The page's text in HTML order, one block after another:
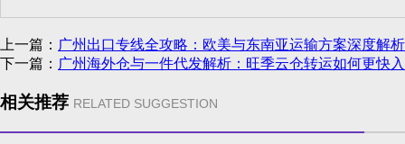
上一篇： 广州出口专线全攻略：欧美与东南亚运输方案深度解析
下一篇： 广州海外仓与一件代发解析：旺季云仓转运如何更快入
相关推荐 RELATED SUGGESTION